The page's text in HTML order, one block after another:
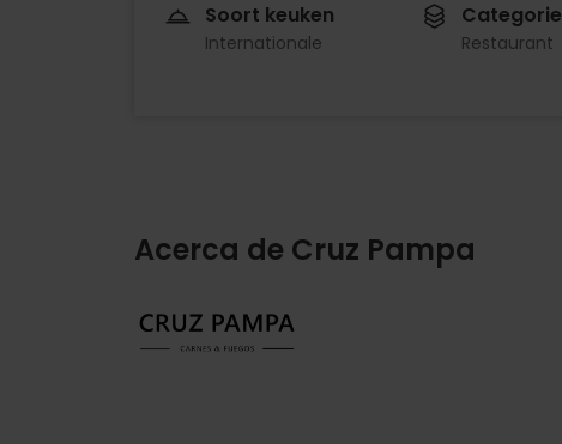
Soort keuken
Internationale
Categorie
Restaurant
Acerca de Cruz Pampa
Imagen